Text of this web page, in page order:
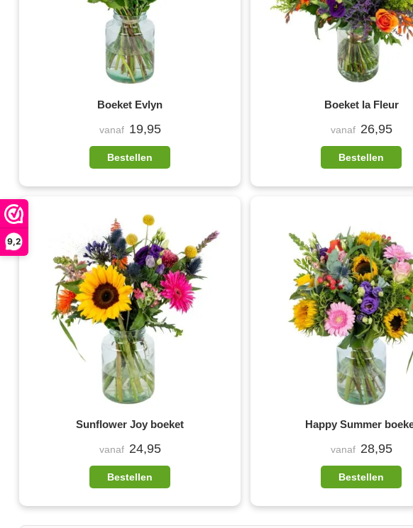
9,2
Boeket Evlyn
vanaf 19,95
Bestellen
Boeket la Fleur
vanaf 26,95
Bestellen
Sunflower Joy boeket
vanaf 24,95
Bestellen
Happy Summer
vanaf 28,95
Bestellen